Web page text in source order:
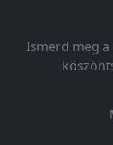
Ismerd meg